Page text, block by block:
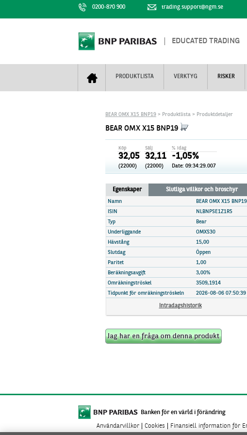
0200-870 900 trading.support@ngm.se
EDUCATED TRADING
PRODUKTLISTA VERKTYG RISKER
Mini Futures
Unlimited Turbos
Nya produkter
Stoppade & förfallna produkter
Utsålda produkter
Nyhestbrev+
Realtidskurser
Knock-plocken
Kunskapscentra+
Hur handlar jag
Marknadsöversikt
Finansiell information
BEAR OMX X15 BNP19 > Produktlista > Produktdetaljer
BEAR OMX X15 BNP19
Köp
32,05
(22000)
Sälj
32,11
(22000)
% idag
-1,05%
Date: 09:34:29.007
Egenskaper Slutliga villkor och broschyr
Namn
BEAR OMX X15 BNP19
ISIN
NLBNPSE1Z1R5
Typ
Bear
Underliggande
OMXS30
Hävstång
15,00
Slutdag
Öppen
Paritet
1,00
Beräkningsavgift
3,00%
Omräkningströskel
3509,1914
Tidpunkt för omräkningströskeln
2026-08-06 07:50:39
Intradagshistorik
Banken för en värld i förändring
Användarvillkor Cookies Finansiell information för